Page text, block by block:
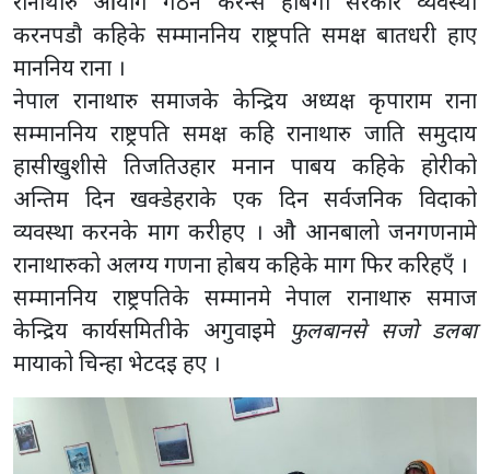
सम्माननिय राष्ट्रपति समक्ष कहि रानाथारु जाति समुदाय
हासीखुशीसे तिजतिउहार मनान पाबय कहिके होरीको
अन्तिम दिन खक्डेहराके एक दिन सर्वजनिक विदाको
व्यवस्था करनके माग करीहए । औ आनबालो जनगणनामे
रानाथारुको अलग्य गणना होबय कहिके माग फिर करिहएँ ।
सम्माननिय राष्ट्रपतिके सम्मानमे नेपाल रानाथारु समाज
केन्द्रिय कार्यसमितीके अगुवाइमेफुलबानसे सजो डलबा
मायाको चिन्हा भेटदइ हए ।